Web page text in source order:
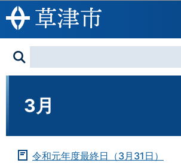
このページの本文へ移動
3月
令和元年度最終日（3月31日）